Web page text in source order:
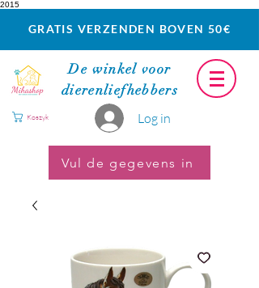
2015
GRATIS VERZENDEN BOVEN 50€
De winkel voor
dierenliefhebbers
Log in
Koszyk
Vul de gegevens in